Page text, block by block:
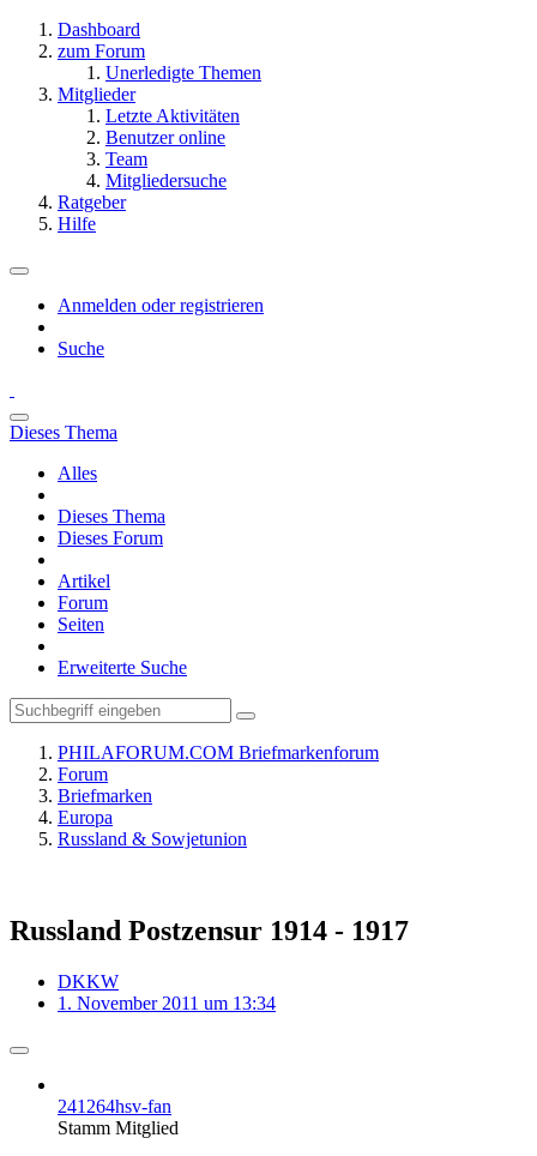
Dashboard
zum Forum
Unerledigte Themen
Mitglieder
Letzte Aktivitäten
Benutzer online
Team
Mitgliedersuche
Ratgeber
Hilfe
Anmelden oder registrieren
Suche
Dieses Thema
Alles
Dieses Thema
Dieses Forum
Artikel
Forum
Seiten
Erweiterte Suche
PHILAFORUM.COM Briefmarkenforum
Forum
Briefmarken
Europa
Russland & Sowjetunion
Russland Postzensur 1914 - 1917
DKKW
1. November 2011 um 13:34
241264hsv-fan
Stamm Mitglied